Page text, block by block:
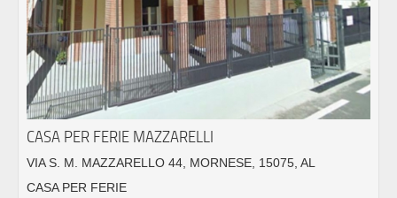
CASA PER FERIE MAZZARELLI
VIA S. M. MAZZARELLO 44, MORNESE, 15075, AL
CASA PER FERIE